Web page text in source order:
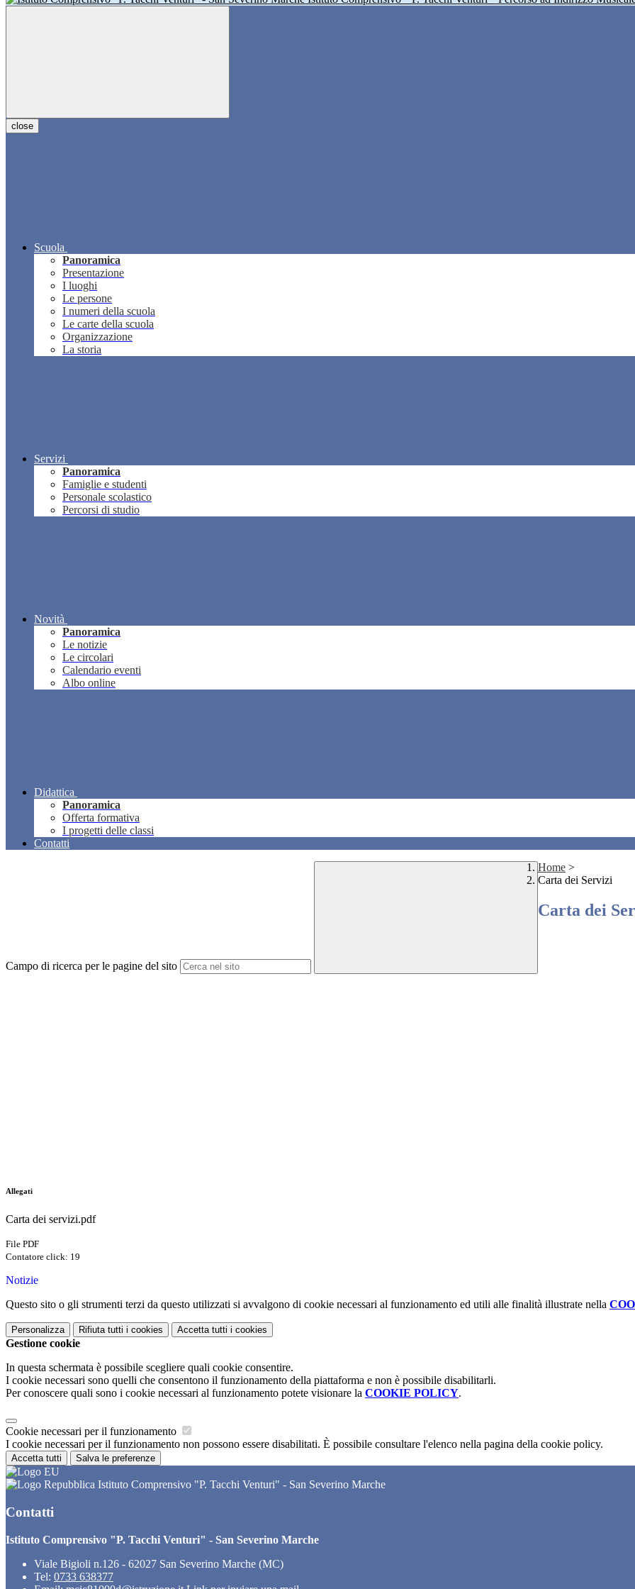
close
Scuola
Panoramica
Presentazione
I luoghi
Le persone
I numeri della scuola
Le carte della scuola
Organizzazione
La storia
Servizi
Panoramica
Famiglie e studenti
Personale scolastico
Percorsi di studio
Novità
Panoramica
Le notizie
Le circolari
Calendario eventi
Albo online
Didattica
Panoramica
Offerta formativa
I progetti delle classi
Contatti
Campo di ricerca per le pagine del sito
Home >
Carta dei Servizi
Carta dei
Allegati
Carta dei servizi.pdf
File PDF
Contatore click: 19
Notizie
Questo sito o gli strumenti terzi da questo utilizzati si avvalgono di cookie necessari al funzionamento ed utili alle finalità illustrate nella
Personalizza Rifiuta tutti i cookies Accetta tutti i cookies
Gestione cookie
In questa schermata è possibile scegliere quali cookie consentire.
I cookie necessari sono quelli che consentono il funzionamento della piattaforma e non è possibile disabilitarli.
Per conoscere quali sono i cookie necessari al funzionamento potete visionare la COOKIE POLICY.
Cookie necessari per il funzionamento
I cookie necessari per il funzionamento non possono essere disabilitati. È possibile consultare l'elenco nella pagina della cookie policy.
Accetta tutti Salva le preferenze
Istituto Comprensivo "P. Tacchi Venturi" - San Severino Marche
Contatti
Istituto Comprensivo "P. Tacchi Venturi" - San Severino Marche
Viale Bigioli n.126 - 62027 San Severino Marche (MC)
Tel: 0733 638377